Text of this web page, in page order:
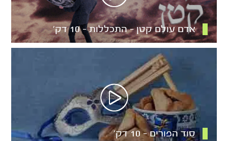
אדם עולם קטן – התכללות – 10 דק’
סוד הפורים – 10 דק’